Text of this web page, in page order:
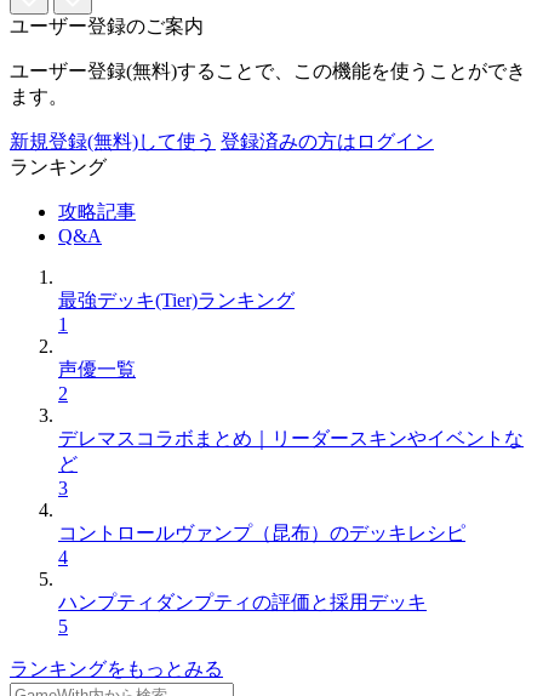
ユーザー登録のご案内
ユーザー登録(無料)することで、この機能を使うことができ
ます。
新規登録(無料)して使う 登録済みの方はログイン
ランキング
攻略記事
Q&A
最強デッキ(Tier)ランキング
1
声優一覧
2
デレマスコラボまとめ｜リーダースキンやイベントな
ど
3
コントロールヴァンプ（昆布）のデッキレシピ
4
ハンプティダンプティの評価と採用デッキ
5
ランキングをもっとみる